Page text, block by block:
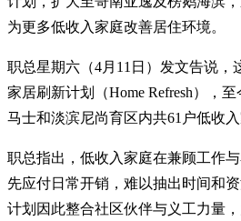
为更多低收入家庭改善居住环境。
职总星期六（4月11日）发文告说，
家居刷新计划（Home Refresh），
马士和淡滨尼尚育区内共61户低收入
职总指出，低收入家庭在兼顾工作
先应付日常开销，难以抽出时间和
计划因此整合社区伙伴与义工力量